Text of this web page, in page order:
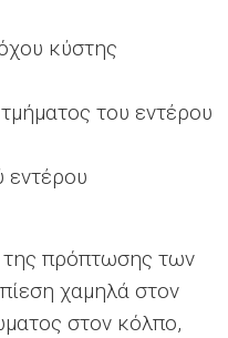
κύστης
του εντέρου
της πρόπτωσης των
χαμηλά στον
στον κόλπο,